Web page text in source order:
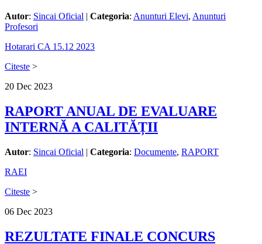
Autor: Sincai Oficial | Categoria: Anunturi Elevi, Anunturi
Profesori
Hotarari CA 15.12 2023
Citeste >
20 Dec 2023
RAPORT ANUAL DE EVALUARE
INTERNĂ A CALITĂȚII
Autor: Sincai Oficial | Categoria: Documente, RAPORT
RAEI
Citeste >
06 Dec 2023
REZULTATE FINALE CONCURS